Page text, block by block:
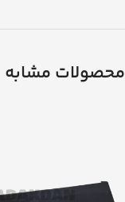
محصولات مشابه